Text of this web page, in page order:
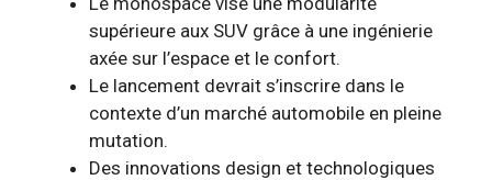
supérieure aux SUV grâce à une ingénierie
axée sur l’espace et le confort.
Le lancement devrait s’inscrire dans le
contexte d’un marché automobile en pleine
mutation.
Des innovations design et technologiques